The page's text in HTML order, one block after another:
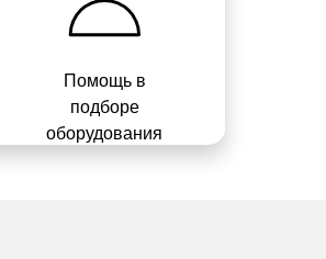
Помощь в
подборе
оборудования